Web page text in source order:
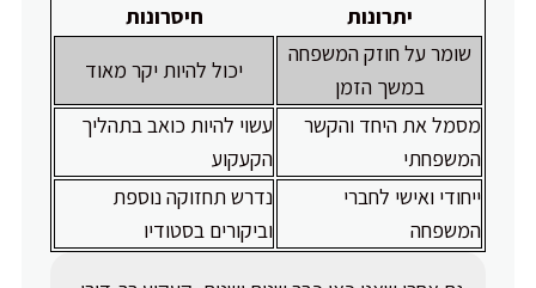
יתרונות
חיסרונות
שומר על חוזק המשפחה
במשך הזמן
יכול להיות יקר מאוד
מסמל את היחד והקשר
המשפחתי
עשוי להיות כואב בתהליך
הקעקוע
ייחודי ואישי לחברי
המשפחה
נדרש תחזוקה נוספת
וביקורים בסטודיו